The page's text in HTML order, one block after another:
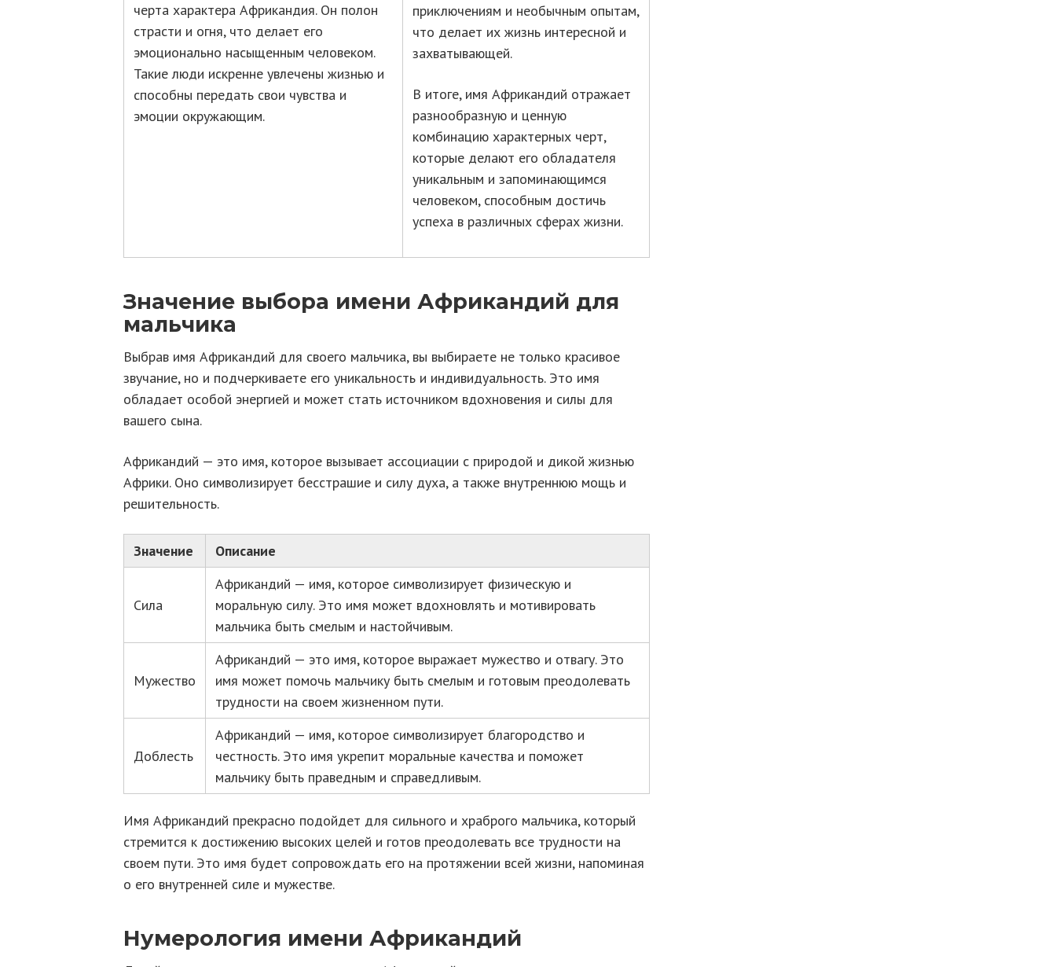
черта характера Африкандия. Он полон
страсти и огня, что делает его
эмоционально насыщенным человеком.
Такие люди искренне увлечены жизнью и
способны передать свои чувства и
эмоции окружающим.
приключениям и необычным опытам,
что делает их жизнь интересной и
захватывающей.
В итоге, имя Африкандий отражает
разнообразную и ценную
комбинацию характерных черт,
которые делают его обладателя
уникальным и запоминающимся
человеком, способным достичь
успеха в различных сферах жизни.
Значение выбора имени Африкандий для
мальчика
Выбрав имя Африкандий для своего мальчика, вы выбираете не только красивое
звучание, но и подчеркиваете его уникальность и индивидуальность. Это имя
обладает особой энергией и может стать источником вдохновения и силы для
вашего сына.
Африкандий — это имя, которое вызывает ассоциации с природой и дикой жизнью
Африки. Оно символизирует бесстрашие и силу духа, а также внутреннюю мощь и
решительность.
Значение Описание
Сила
Африкандий — имя, которое символизирует физическую и
моральную силу. Это имя может вдохновлять и мотивировать
мальчика быть смелым и настойчивым.
Мужество
Африкандий — это имя, которое выражает мужество и отвагу. Это
имя может помочь мальчику быть смелым и готовым преодолевать
трудности на своем жизненном пути.
Доблесть
Африкандий — имя, которое символизирует благородство и
честность. Это имя укрепит моральные качества и поможет
мальчику быть праведным и справедливым.
Имя Африкандий прекрасно подойдет для сильного и храброго мальчика, который
стремится к достижению высоких целей и готов преодолевать все трудности на
своем пути. Это имя будет сопровождать его на протяжении всей жизни, напоминая
о его внутренней силе и мужестве.
Нумерология имени Африкандий